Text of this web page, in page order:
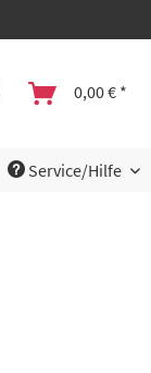
0,00 € *
Service/Hilfe